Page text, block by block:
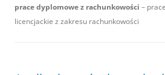
prace dyplomowe z rachunkowości –
licencjackie z zakresu rachunkowości